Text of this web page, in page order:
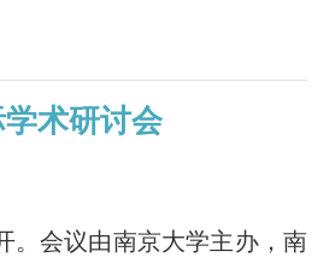
术研讨会
。会议由南京大学主办，南